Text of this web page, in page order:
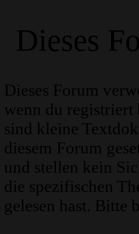
Dieses
Dieses Forum
wenn du registriert
sind kleine
diesem Forum
und stellen kein
die spezifischen
gelesen hast. Bitte